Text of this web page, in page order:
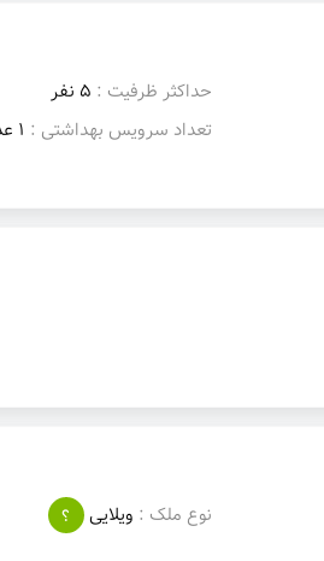
حداکثر ظرفیت : 5 نفر
تعداد سرویس بهداشتی : 1 عدد
نوع ملک : ویلایی
؟